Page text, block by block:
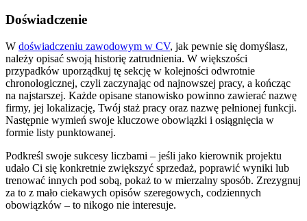
Doświadczenie
W doświadczeniu zawodowym w CV, jak pewnie się domyślasz,
należy opisać swoją historię zatrudnienia. W większości
przypadków uporządkuj tę sekcję w kolejności odwrotnie
chronologicznej, czyli zaczynając od najnowszej pracy, a kończąc
na najstarszej. Każde opisane stanowisko powinno zawierać nazwę
firmy, jej lokalizację, Twój staż pracy oraz nazwę pełnionej funkcji.
Następnie wymień swoje kluczowe obowiązki i osiągnięcia w
formie listy punktowanej.
Podkreśl swoje sukcesy liczbami – jeśli jako kierownik projektu
udało Ci się konkretnie zwiększyć sprzedaż, poprawić wyniki lub
trenować innych pod sobą, pokaż to w mierzalny sposób. Zrezygnuj
za to z mało ciekawych opisów szeregowych, codziennych
obowiązków – to nikogo nie interesuje.